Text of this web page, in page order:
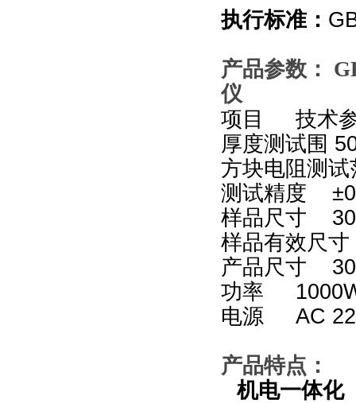
执行标准：
产品参数：
仪
项目 技术
厚度测试围
方块电阻测
测试精度
样品尺寸
样品有效尺
产品尺寸
功率
电源 AC
产品特点：
机电一体化